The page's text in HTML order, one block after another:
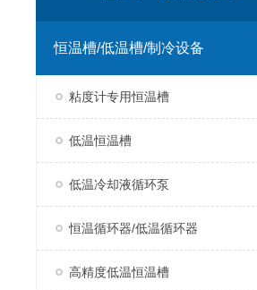
恒温槽/低温槽/制冷设备
粘度计专用恒温槽
低温恒温槽
低温冷却液循环泵
恒温循环器/低温循环器
高精度低温恒温槽